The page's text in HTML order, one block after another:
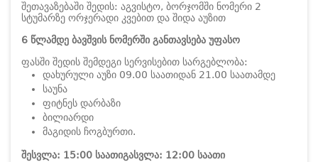
შეთავაზებაში შედის: აგვისტო, ბორჯომში ნომერი 2
სტუმარზე ორჯერადი კვებით და შიდა აუზით
6 წლამდე ბავშვის ნომერში განთავსება უფასო
ფასში შედის შემდეგი სერვისებით სარგებლობა:
დახურული აუზი 09.00 საათიდან 21.00 საათამდე
საუნა
ფიტნეს დარბაზი
ბილიარდი
მაგიდის ჩოგბურთი.
შესვლა: 15:00 საათიგასვლა: 12:00 საათი